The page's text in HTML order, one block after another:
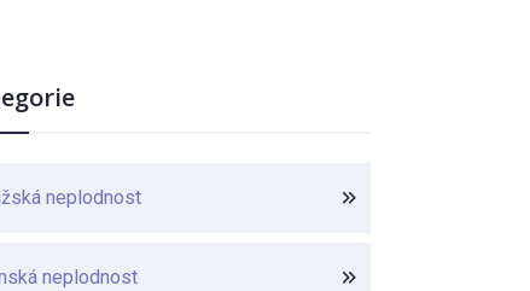
neplodnost
neplodnost